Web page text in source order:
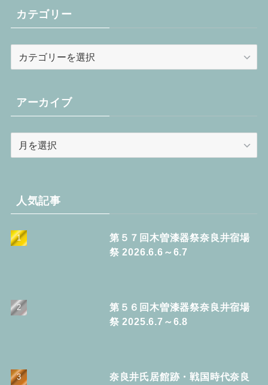
カテゴリー
リ
ー
アーカイブ
ブ人気記事
第５７回木曽漆器祭奈良井宿場
祭 2026.6.6～6.7
第５６回木曽漆器祭奈良井宿場
祭 2025.6.7～6.8
奈良井氏居館跡・戦国時代奈良